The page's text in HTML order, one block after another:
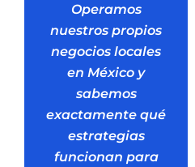
Operamos
nuestros propios
negocios locales
en México y
sabemos
exactamente qué
estrategias
funcionan para